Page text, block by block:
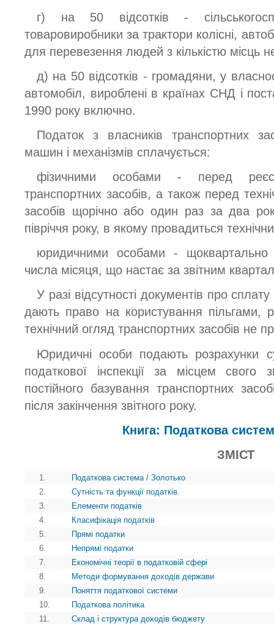
г) на 50 відсотків -
товаровиробники за трактори колісні,
для перевезення людей з кількістю місць
д) на 50 відсотків - громадяни, у
автомобіл, вироблені в країнах СНД і
1990 року включно.
Податок з власників транспортних
машин і механізмів сплачується:
фізичними особами - перед
транспортних засобів, а також перед
засобів щорічно або один раз за два
півріччя року, в якому провадиться
юридичними особами -
числа місяця, що настає за звітним
У разі відсутності документів про
дають право на користування пільгами,
технічний огляд транспортних засобів не
Юридичні особи подають розрахунки
податкової інспекції за місцем
постійного базування транспортних
після закінчення звітного року.
Книга: Податкова
ЗМІСТ
1.
Податкова система / Золотько
2.
Сутність та функції податків.
3.
Елементи податків
4.
Класифікація податків
5.
Прямі податки
6.
Непрямі податки
7.
Економічні теорії в податковій сфері
8.
Методи формування доходів держави
9.
Поняття податкової системи
10.
Податкова політика
11.
Склад і структура доходів бюджету